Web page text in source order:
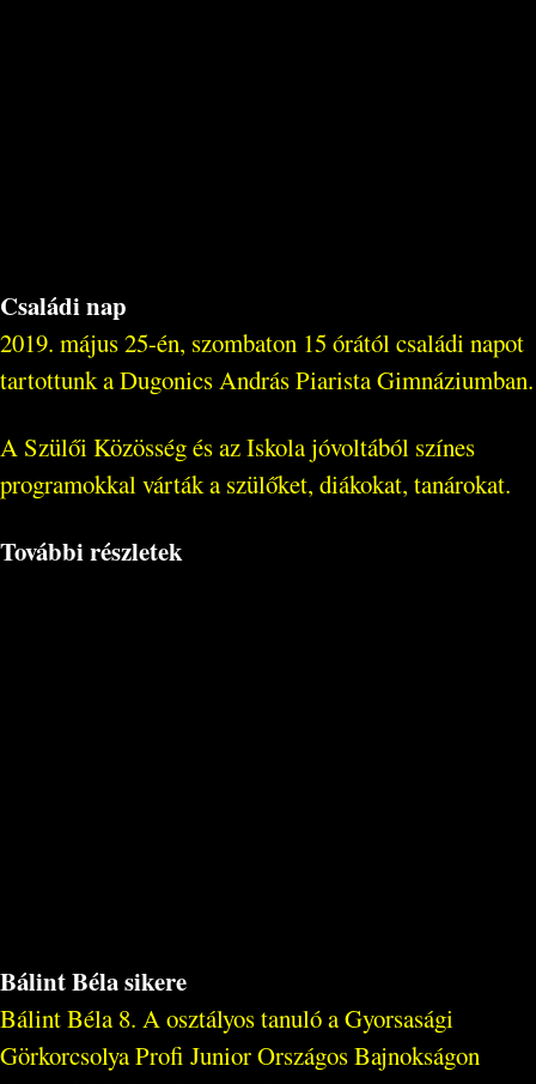
Családi nap
2019. május 25-én, szombaton 15 órától családi napot
tartottunk a Dugonics András Piarista Gimnáziumban.
A Szülői Közösség és az Iskola jóvoltából színes
programokkal várták a szülőket, diákokat, tanárokat.
További részletek
Bálint Béla sikere
Bálint Béla 8. A osztályos tanuló a Gyorsasági
Görkorcsolya Profi Junior Országos Bajnokságon